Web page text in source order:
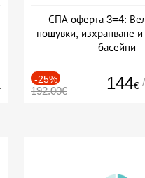
СПА оферта 3=4:
нощувки, изхранване
басейни
-25%
192.00€ 144€ /